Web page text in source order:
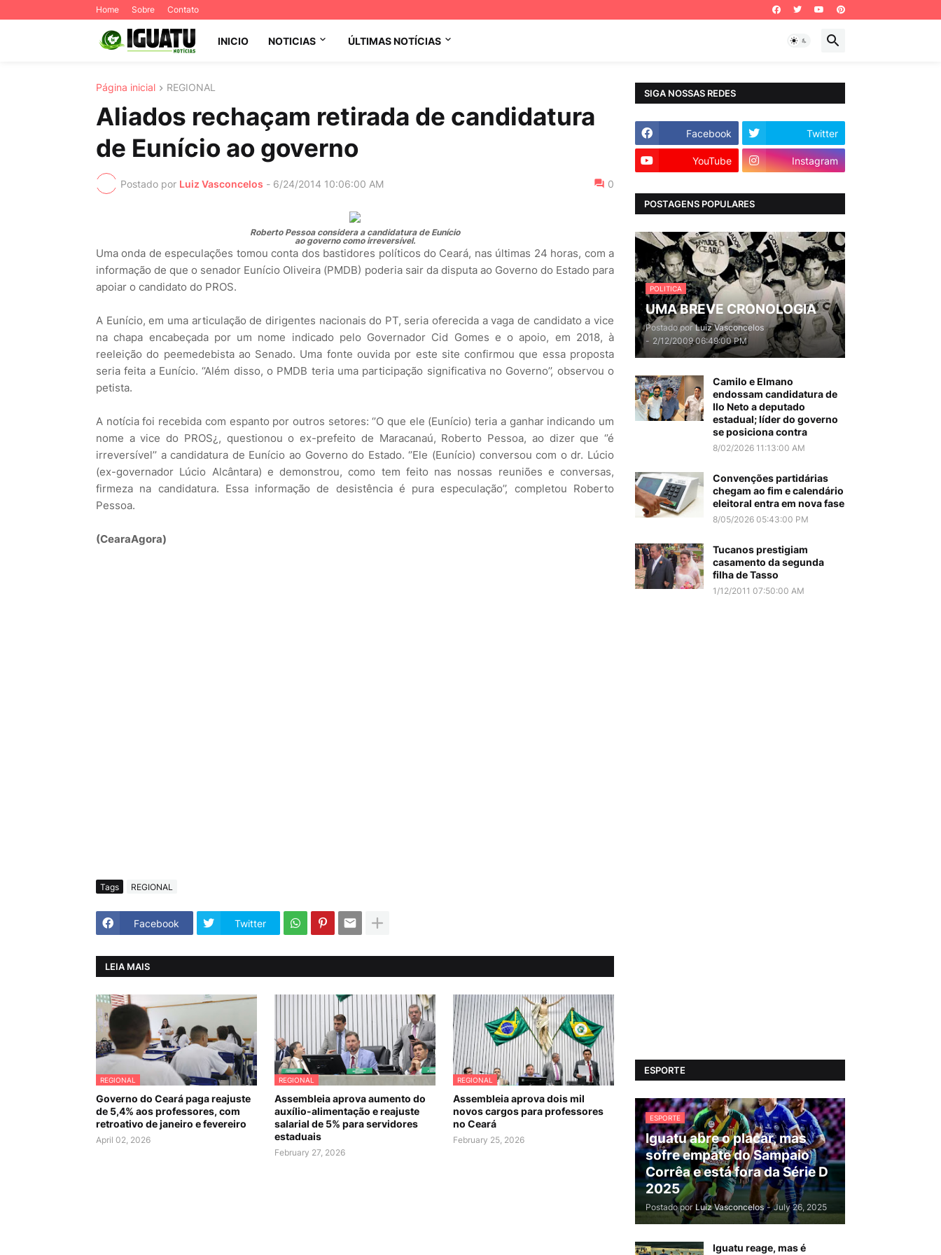
Home Sobre Contato
INICIO NOTICIAS ÚLTIMAS NOTÍCIAS
Página inicial REGIONAL
Aliados rechaçam retirada de candidatura
de Eunício ao governo
Postado por Luiz Vasconcelos - 6/24/2014 10:06:00 AM 0
Roberto Pessoa considera a candidatura de Eunício
ao governo como irreversível.
Uma onda de especulações tomou conta dos bastidores políticos do Ceará, nas últimas 24 horas, com a
informação de que o senador Eunício Oliveira (PMDB) poderia sair da disputa ao Governo do Estado para
apoiar o candidato do PROS.
A Eunício, em uma articulação de dirigentes nacionais do PT, seria oferecida a vaga de candidato a vice
na chapa encabeçada por um nome indicado pelo Governador Cid Gomes e o apoio, em 2018, à
reeleição do peemedebista ao Senado. Uma fonte ouvida por este site confirmou que essa proposta
seria feita a Eunício. ‘’Além disso, o PMDB teria uma participação significativa no Governo’’, observou o
petista.
A notícia foi recebida com espanto por outros setores: ‘’O que ele (Eunício) teria a ganhar indicando um
nome a vice do PROS¿, questionou o ex-prefeito de Maracanaú, Roberto Pessoa, ao dizer que ‘’é
irreversível’’ a candidatura de Eunício ao Governo do Estado. ‘’Ele (Eunício) conversou com o dr. Lúcio
(ex-governador Lúcio Alcântara) e demonstrou, como tem feito nas nossas reuniões e conversas,
firmeza na candidatura. Essa informação de desistência é pura especulação’’, completou Roberto
Pessoa.
(CearaAgora)
Tags REGIONAL
Facebook Twitter
LEIA MAIS
REGIONAL
Governo do Ceará paga reajuste
de 5,4% aos professores, com
retroativo de janeiro e fevereiro
April 02, 2026
REGIONAL
Assembleia aprova aumento do
auxílio-alimentação e reajuste
salarial de 5% para servidores
estaduais
February 27, 2026
REGIONAL
Assembleia aprova dois mil
novos cargos para professores
no Ceará
February 25, 2026
SIGA NOSSAS REDES
Facebook Twitter
YouTube Instagram
POSTAGENS POPULARES
POLITICA
UMA BREVE CRONOLOGIA
Postado por Luiz Vasconcelos
- 2/12/2009 06:49:00 PM
Camilo e Elmano
endossam candidatura de
Ilo Neto a deputado
estadual; líder do governo
se posiciona contra
8/02/2026 11:13:00 AM
Convenções partidárias
chegam ao fim e calendário
eleitoral entra em nova fase
8/05/2026 05:43:00 PM
Tucanos prestigiam
casamento da segunda
filha de Tasso
1/12/2011 07:50:00 AM
ESPORTE
ESPORTE
Iguatu abre o placar, mas
sofre empate do Sampaio
Corrêa e está fora da Série D
2025
Postado por Luiz Vasconcelos - July 26, 2025
Iguatu reage, mas é